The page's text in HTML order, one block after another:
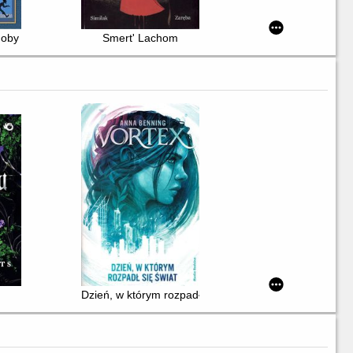
Smert' Lachom
Dzień, w którym rozpadł się świat